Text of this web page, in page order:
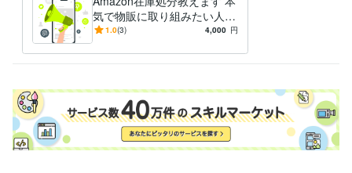
気で物販に取り組みたい人限
定1.0(3) 4,000 円